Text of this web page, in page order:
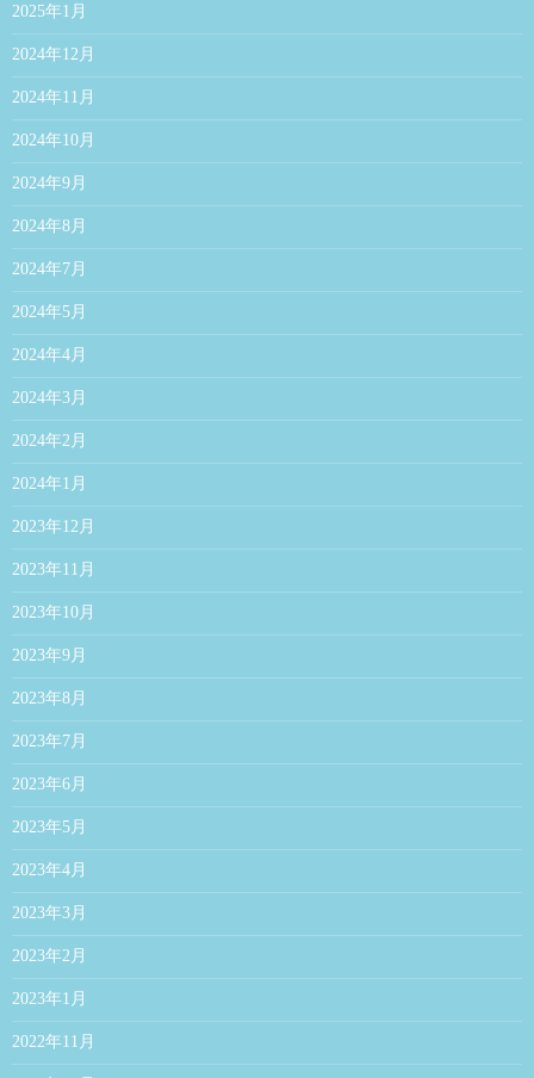
2025年1月
2024年12月
2024年11月
2024年10月
2024年9月
2024年8月
2024年7月
2024年5月
2024年4月
2024年3月
2024年2月
2024年1月
2023年12月
2023年11月
2023年10月
2023年9月
2023年8月
2023年7月
2023年6月
2023年5月
2023年4月
2023年3月
2023年2月
2023年1月
2022年11月